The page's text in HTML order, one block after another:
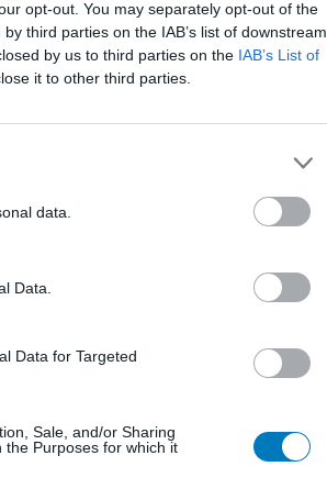
opt-out. You may separately opt-out of the
third parties on the IAB’s list of downstream
by us to third parties on the IAB’s List of
it to other third parties.
data.
Data.
Data for Targeted
Sale, and/or Sharing
Purposes for which it